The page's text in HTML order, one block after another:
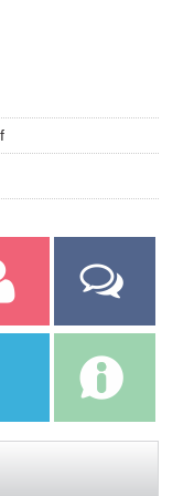
Fale Com a
Prefeitura